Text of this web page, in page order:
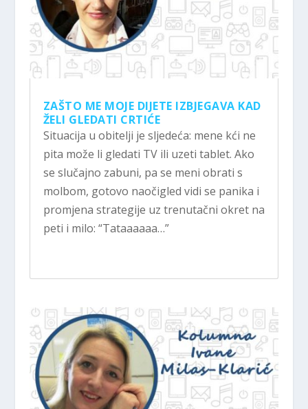
ZAŠTO ME MOJE DIJETE IZBJEGAVA KAD
ŽELI GLEDATI CRTIĆE
Situacija u obitelji je sljedeća: mene kći ne
pita može li gledati TV ili uzeti tablet. Ako
se slučajno zabuni, pa se meni obrati s
molbom, gotovo naočigled vidi se panika i
promjena strategije uz trenutačni okret na
peti i milo: “Tataaaaaa…”